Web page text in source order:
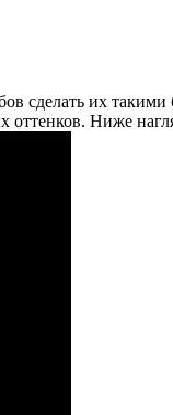
сделать их
Ниже